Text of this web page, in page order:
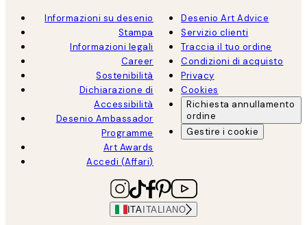
Informazioni su desenio
Stampa
Informazioni legali
Career
Sostenibilità
Dichiarazione di
Accessibilità
Desenio Ambassador
Programme
Art Awards
Accedi (Affari)
Desenio Art Advice
Servizio clienti
Traccia il tuo ordine
Condizioni di acquisto
Privacy
Cookies
Richiesta annullamento
ordine
Gestire i cookie
ITA ITALIANO